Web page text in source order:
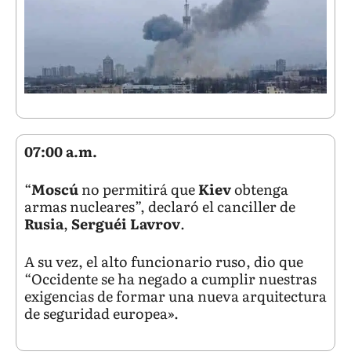
07:00 a.m.
“Moscúno permitirá queKievobtenga
armas nucleares”, declaró el canciller de
Rusia,Serguéi Lavrov.
A su vez, el alto funcionario ruso, dio que
“Occidente se ha negado a cumplir nuestras
exigencias de formar una nueva arquitectura
de seguridad europea».